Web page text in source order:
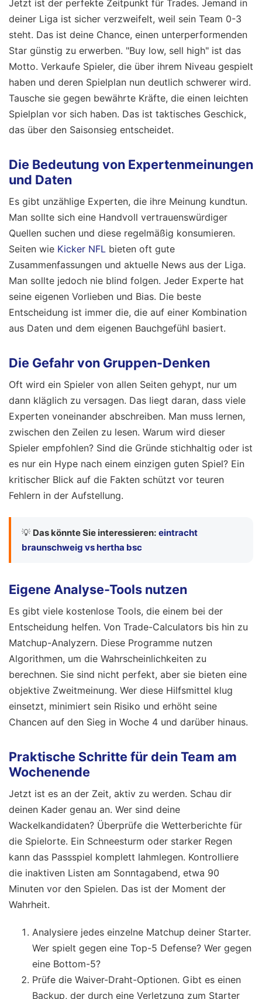
Jetzt ist der perfekte Zeitpunkt für Trades. Jemand in
deiner Liga ist sicher verzweifelt, weil sein Team 0-3
steht. Das ist deine Chance, einen unterperformenden
Star günstig zu erwerben. "Buy low, sell high" ist das
Motto. Verkaufe Spieler, die über ihrem Niveau gespielt
haben und deren Spielplan nun deutlich schwerer wird.
Tausche sie gegen bewährte Kräfte, die einen leichten
Spielplan vor sich haben. Das ist taktisches Geschick,
das über den Saisonsieg entscheidet.
Die Bedeutung von Expertenmeinungen
und Daten
Es gibt unzählige Experten, die ihre Meinung kundtun.
Man sollte sich eine Handvoll vertrauenswürdiger
Quellen suchen und diese regelmäßig konsumieren.
Seiten wie Kicker NFL bieten oft gute
Zusammenfassungen und aktuelle News aus der Liga.
Man sollte jedoch nie blind folgen. Jeder Experte hat
seine eigenen Vorlieben und Bias. Die beste
Entscheidung ist immer die, die auf einer Kombination
aus Daten und dem eigenen Bauchgefühl basiert.
Die Gefahr von Gruppen-Denken
Oft wird ein Spieler von allen Seiten gehypt, nur um
dann kläglich zu versagen. Das liegt daran, dass viele
Experten voneinander abschreiben. Man muss lernen,
zwischen den Zeilen zu lesen. Warum wird dieser
Spieler empfohlen? Sind die Gründe stichhaltig oder ist
es nur ein Hype nach einem einzigen guten Spiel? Ein
kritischer Blick auf die Fakten schützt vor teuren
Fehlern in der Aufstellung.
💡 Das könnte Sie interessieren: eintracht
braunschweig vs hertha bsc
Eigene Analyse-Tools nutzen
Es gibt viele kostenlose Tools, die einem bei der
Entscheidung helfen. Von Trade-Calculators bis hin zu
Matchup-Analyzern. Diese Programme nutzen
Algorithmen, um die Wahrscheinlichkeiten zu
berechnen. Sie sind nicht perfekt, aber sie bieten eine
objektive Zweitmeinung. Wer diese Hilfsmittel klug
einsetzt, minimiert sein Risiko und erhöht seine
Chancen auf den Sieg in Woche 4 und darüber hinaus.
Praktische Schritte für dein Team am
Wochenende
Jetzt ist es an der Zeit, aktiv zu werden. Schau dir
deinen Kader genau an. Wer sind deine
Wackelkandidaten? Überprüfe die Wetterberichte für
die Spielorte. Ein Schneesturm oder starker Regen
kann das Passspiel komplett lahmlegen. Kontrolliere
die inaktiven Listen am Sonntagabend, etwa 90
Minuten vor den Spielen. Das ist der Moment der
Wahrheit.
Analysiere jedes einzelne Matchup deiner Starter.
Wer spielt gegen eine Top-5 Defense? Wer gegen
eine Bottom-5?
Prüfe die Waiver-Draht-Optionen. Gibt es einen
Backup, der durch eine Verletzung zum Starter